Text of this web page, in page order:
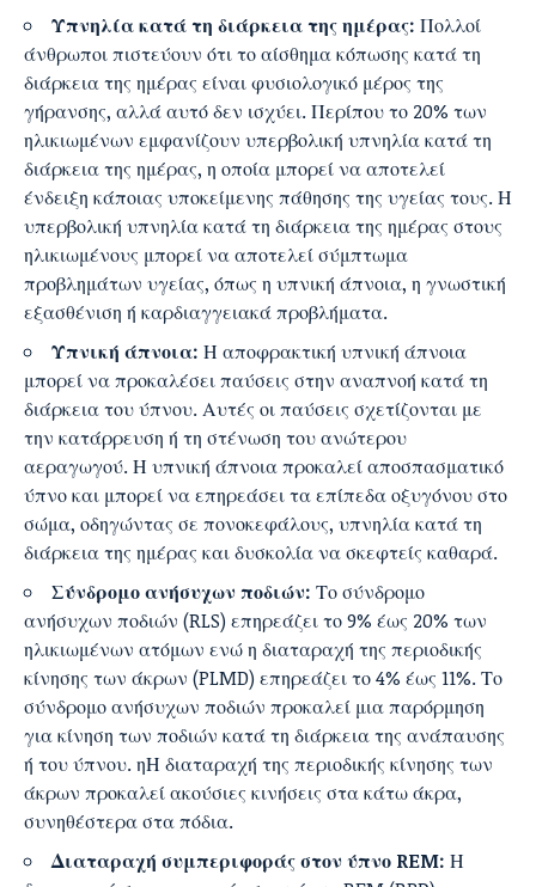
Υπνηλία κατά τη διάρκεια της ημέρας: Πολλοί
άνθρωποι πιστεύουν ότι το αίσθημα κόπωσης κατά τη
διάρκεια της ημέρας είναι φυσιολογικό μέρος της
γήρανσης, αλλά αυτό δεν ισχύει. Περίπου το 20% των
ηλικιωμένων εμφανίζουν υπερβολική υπνηλία κατά τη
διάρκεια της ημέρας, η οποία μπορεί να αποτελεί
ένδειξη κάποιας υποκείμενης πάθησης της υγείας τους. Η
υπερβολική υπνηλία κατά τη διάρκεια της ημέρας στους
ηλικιωμένους μπορεί να αποτελεί σύμπτωμα
προβλημάτων υγείας, όπως η υπνική άπνοια, η γνωστική
εξασθένιση ή καρδιαγγειακά προβλήματα.
Υπνική άπνοια: Η αποφρακτική υπνική άπνοια
μπορεί να προκαλέσει παύσεις στην αναπνοή κατά τη
διάρκεια του ύπνου. Αυτές οι παύσεις σχετίζονται με
την κατάρρευση ή τη στένωση του ανώτερου
αεραγωγού. Η υπνική άπνοια προκαλεί αποσπασματικό
ύπνο και μπορεί να επηρεάσει τα επίπεδα οξυγόνου στο
σώμα, οδηγώντας σε πονοκεφάλους, υπνηλία κατά τη
διάρκεια της ημέρας και δυσκολία να σκεφτείς καθαρά.
Σύνδρομο ανήσυχων ποδιών: Το σύνδρομο
ανήσυχων ποδιών (RLS) επηρεάζει το 9% έως 20% των
ηλικιωμένων ατόμων ενώ η διαταραχή της περιοδικής
κίνησης των άκρων (PLMD) επηρεάζει το 4% έως 11%. Το
σύνδρομο ανήσυχων ποδιών προκαλεί μια παρόρμηση
για κίνηση των ποδιών κατά τη διάρκεια της ανάπαυσης
ή του ύπνου. ηΗ διαταραχή της περιοδικής κίνησης των
άκρων προκαλεί ακούσιες κινήσεις στα κάτω άκρα,
συνηθέστερα στα πόδια.
Διαταραχή συμπεριφοράς στον ύπνο REM: Η